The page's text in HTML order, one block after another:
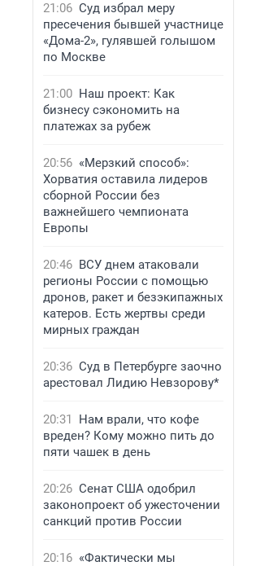
21:06 Суд избрал меру
пресечения бывшей участнице
«Дома-2», гулявшей голышом
по Москве
21:00 Наш проект: Как
бизнесу сэкономить на
платежах за рубеж
20:56 «Мерзкий способ»:
Хорватия оставила лидеров
сборной России без
важнейшего чемпионата
Европы
20:46 ВСУ днем атаковали
регионы России с помощью
дронов, ракет и безэкипажных
катеров. Есть жертвы среди
мирных граждан
20:36 Суд в Петербурге заочно
арестовал Лидию Невзорову*
20:31
Нам врали, что кофе
вреден? Кому можно пить до
пяти чашек в день
20:26 Сенат США одобрил
законопроект об ужесточении
санкций против России
20:16 «Фактически мы